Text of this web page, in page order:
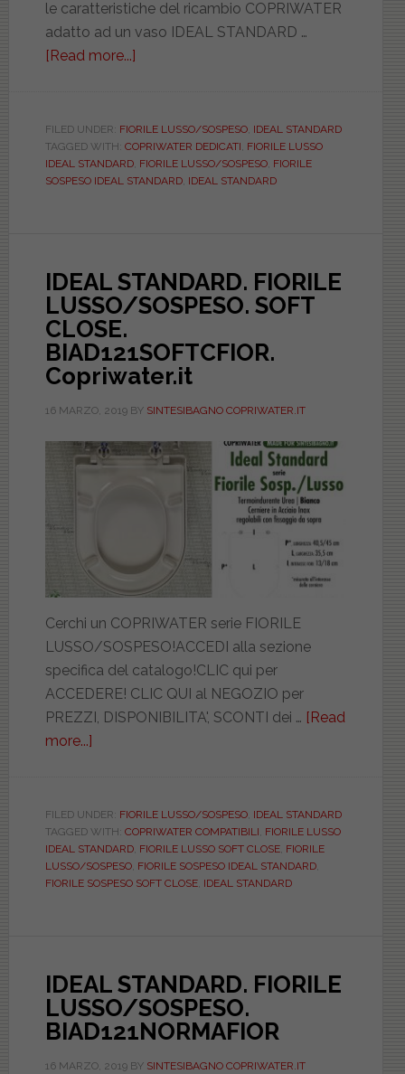
le caratteristiche del ricambio COPRIWATER
adatto ad un vaso IDEAL STANDARD …
[Read more...]
FIORILE
LUSSO/SOSPESO.
ASTFSE009302FIOR
FILED UNDER: FIORILE LUSSO/SOSPESO, IDEAL STANDARD
TAGGED WITH: COPRIWATER DEDICATI, FIORILE LUSSO
IDEAL STANDARD, FIORILE LUSSO/SOSPESO, FIORILE
SOSPESO IDEAL STANDARD, IDEAL STANDARD
IDEAL STANDARD. FIORILE
LUSSO/SOSPESO. SOFT
CLOSE.
BIAD121SOFTCFIOR.
Copriwater.it
16 MARZO, 2019BY SINTESIBAGNO COPRIWATER.IT
Cerchi un COPRIWATER serie FIORILE
LUSSO/SOSPESO!ACCEDI alla sezione
specifica del catalogo!CLIC qui per
ACCEDERE! CLIC QUI al NEGOZIO per
PREZZI, DISPONIBILITA', SCONTI dei … [Read
more...]
FIORILE
LUSSO/SOSPESO.
SOFT
CLOSE.
FILED UNDER: FIORILE LUSSO/SOSPESO, IDEAL STANDARD
TAGGED WITH: COPRIWATER COMPATIBILI, FIORILE LUSSO
IDEAL STANDARD, FIORILE LUSSO SOFT CLOSE, FIORILE
LUSSO/SOSPESO, FIORILE SOSPESO IDEAL STANDARD,
FIORILE SOSPESO SOFT CLOSE, IDEAL STANDARD
IDEAL STANDARD. FIORILE
LUSSO/SOSPESO.
BIAD121NORMAFIOR
16 MARZO, 2019BY SINTESIBAGNO COPRIWATER.IT